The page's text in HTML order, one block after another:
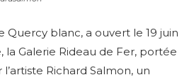
Quercy blanc, a ouvert le 19 juin
la Galerie Rideau de Fer, portée
Richard Salmon, un